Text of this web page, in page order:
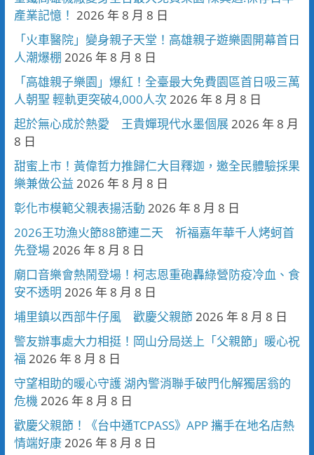
產業記憶！ 2026 年 8 月 8 日
「火車醫院」變身親子天堂！高雄親子遊樂園開幕首日
人潮爆棚 2026 年 8 月 8 日
「高雄親子樂園」爆紅！全臺最大免費園區首日吸三萬
人朝聖 輕軌更突破4,000人次 2026 年 8 月 8 日
起於無心成於熱愛 王貴嬋現代水墨個展 2026 年 8 月
8 日
甜蜜上市！黃偉哲力推歸仁大目釋迦，邀全民體驗採果
樂兼做公益 2026 年 8 月 8 日
彰化市模範父親表揚活動 2026 年 8 月 8 日
2026王功漁火節88節連二天 祈福嘉年華千人烤蚵首
先登場 2026 年 8 月 8 日
廟口音樂會熱鬧登場！柯志恩重砲轟綠營防疫冷血、食
安不透明 2026 年 8 月 8 日
埔里鎮以西部牛仔風 歡慶父親節 2026 年 8 月 8 日
警友辦事處大力相挺！岡山分局送上「父親節」暖心祝
福 2026 年 8 月 8 日
守望相助的暖心守護 湖內警消聯手破門化解獨居翁的
危機 2026 年 8 月 8 日
歡慶父親節！《台中通TCPASS》APP 攜手在地名店熱
情端好康 2026 年 8 月 8 日